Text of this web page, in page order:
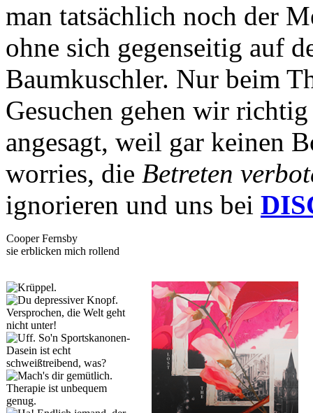
man tatsächlich noch der
ohne sich gegenseitig auf
Baumkuschler. Nur beim
Gesuchen gehen wir
angesagt, weil gar keinen
worries, die Betreten
ignorieren und uns bei
Cooper Fernsby
sie erblicken mich rollend